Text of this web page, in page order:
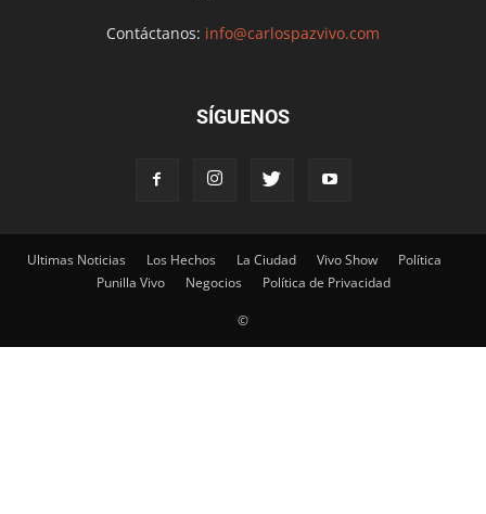
Contáctanos: info@carlospazvivo.com
SÍGUENOS
Ultimas Noticias Los Hechos La Ciudad Vivo Show
Política
Punilla Vivo
Negocios Política de Privacidad
©